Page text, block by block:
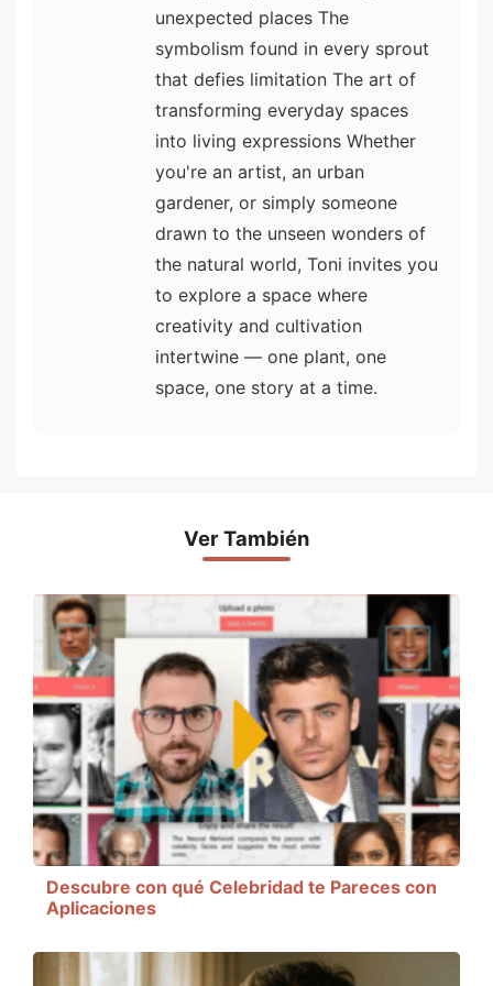
unexpected places The
symbolism found in every sprout
that defies limitation The art of
transforming everyday spaces
into living expressions Whether
you're an artist, an urban
gardener, or simply someone
drawn to the unseen wonders of
the natural world, Toni invites you
to explore a space where
creativity and cultivation
intertwine — one plant, one
space, one story at a time.
Ver También
Descubre con qué Celebridad te Pareces con
Aplicaciones